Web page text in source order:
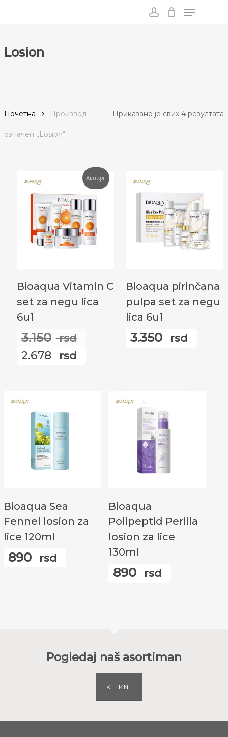
content
Menu
Losion
Приказано је свих 4 резултата
Почетна Производ
oзначен „Losion“
Акција!
Bioaqua Vitamin C
set za negu lica
6u1
3.150 rsd
Оригинална
2.678 rsd
2.678
Bioaqua pirinčana
pulpa set za negu
lica 6u1
3.350 rsd
Bioaqua Sea
Fennel losion za
lice 120ml
890 rsd
Bioaqua
Polipeptid Perilla
losion za lice
130ml
890 rsd
Pogledaj naš asortiman
KLIKNI